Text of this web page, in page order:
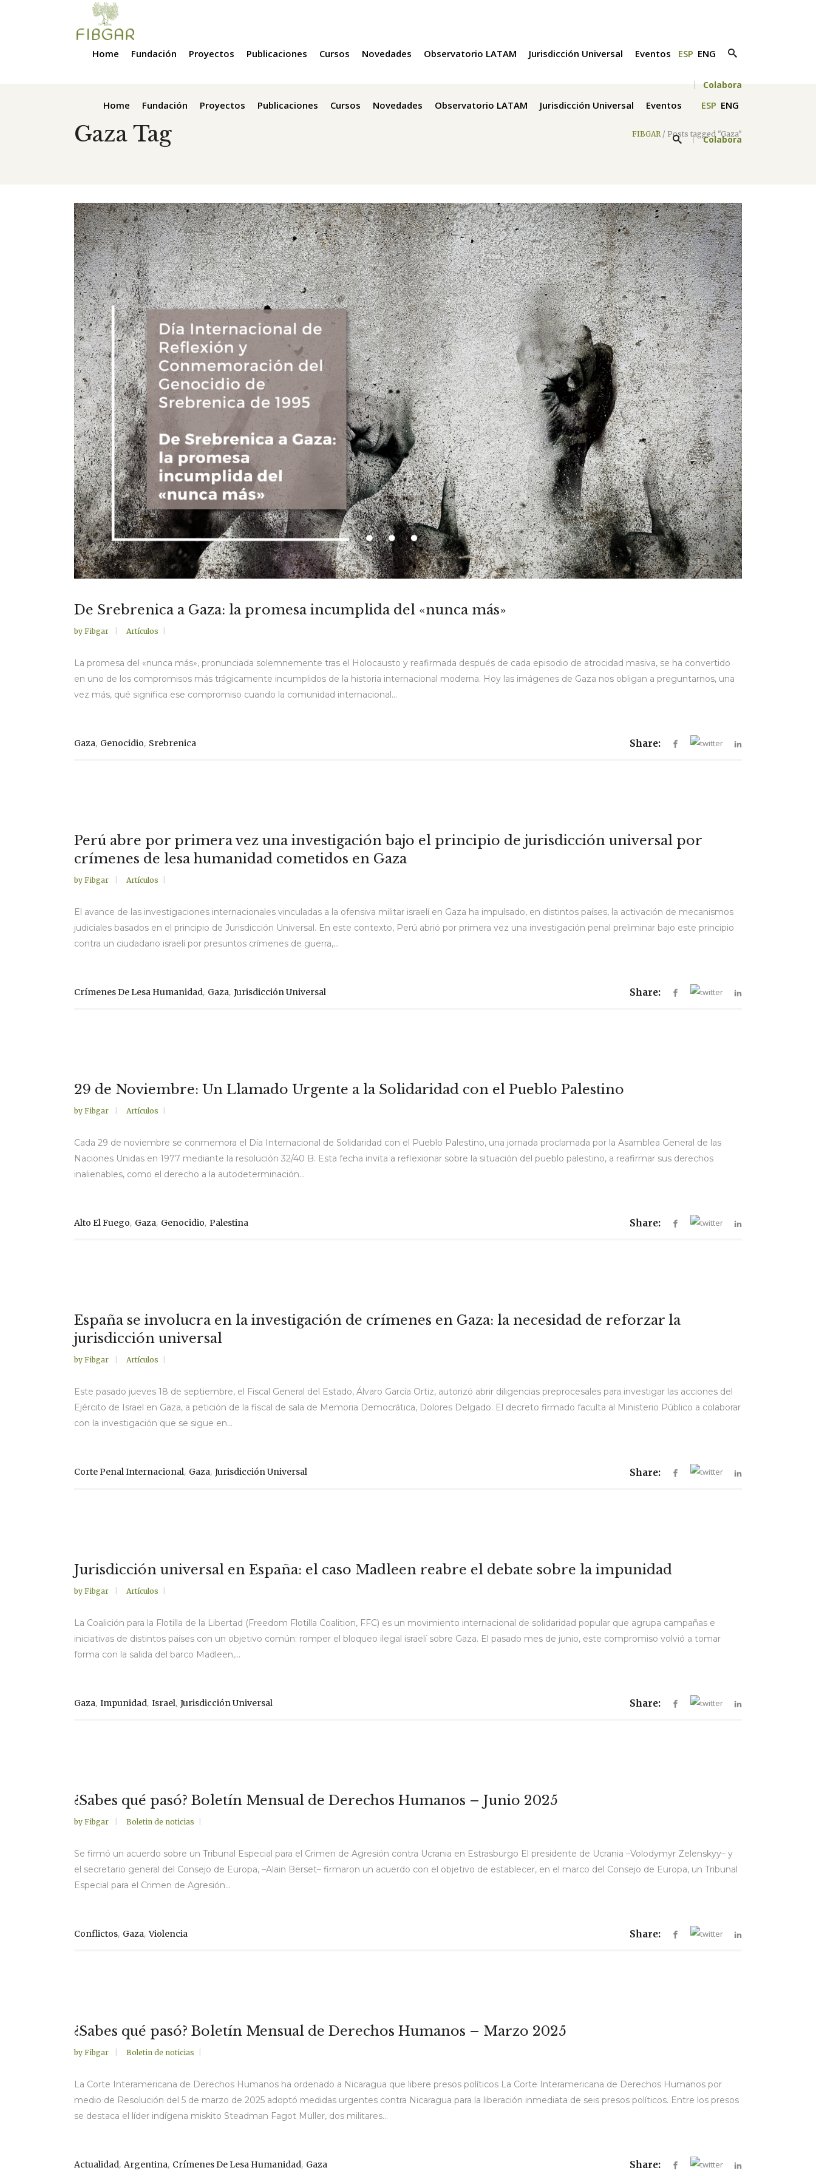
Home Fundación Proyectos Publicaciones Cursos Novedades Observatorio LATAM Jurisdicción Universal Eventos ESP ENG
Colabora
Home Fundación Proyectos Publicaciones Cursos Novedades Observatorio LATAM Jurisdicción Universal Eventos ESP ENG
Colabora
Gaza Tag FIBGAR / Posts tagged "Gaza"
De Srebrenica a Gaza: la promesa incumplida del «nunca más»
by Fibgar Artículos
La promesa del «nunca más», pronunciada solemnemente tras el Holocausto y reafirmada después de cada episodio de atrocidad masiva, se ha convertido
en uno de los compromisos más trágicamente incumplidos de la historia internacional moderna. Hoy las imágenes de Gaza nos obligan a preguntarnos, una
vez más, qué significa ese compromiso cuando la comunidad internacional...
Gaza, Genocidio, Srebrenica Share:
Perú abre por primera vez una investigación bajo el principio de jurisdicción universal por
crímenes de lesa humanidad cometidos en Gaza
by Fibgar Artículos
El avance de las investigaciones internacionales vinculadas a la ofensiva militar israelí en Gaza ha impulsado, en distintos países, la activación de mecanismos
judiciales basados en el principio de Jurisdicción Universal. En este contexto, Perú abrió por primera vez una investigación penal preliminar bajo este principio
contra un ciudadano israelí por presuntos crímenes de guerra,...
Crímenes De Lesa Humanidad, Gaza, Jurisdicción Universal Share:
29 de Noviembre: Un Llamado Urgente a la Solidaridad con el Pueblo Palestino
by Fibgar Artículos
Cada 29 de noviembre se conmemora el Día Internacional de Solidaridad con el Pueblo Palestino, una jornada proclamada por la Asamblea General de las
Naciones Unidas en 1977 mediante la resolución 32/40 B. Esta fecha invita a reflexionar sobre la situación del pueblo palestino, a reafirmar sus derechos
inalienables, como el derecho a la autodeterminación...
Alto El Fuego, Gaza, Genocidio, Palestina Share:
España se involucra en la investigación de crímenes en Gaza: la necesidad de reforzar la
jurisdicción universal
by Fibgar Artículos
Este pasado jueves 18 de septiembre, el Fiscal General del Estado, Álvaro García Ortiz, autorizó abrir diligencias preprocesales para investigar las acciones del
Ejército de Israel en Gaza, a petición de la fiscal de sala de Memoria Democrática, Dolores Delgado. El decreto firmado faculta al Ministerio Público a colaborar
con la investigación que se sigue en...
Corte Penal Internacional, Gaza, Jurisdicción Universal Share:
Jurisdicción universal en España: el caso Madleen reabre el debate sobre la impunidad
by Fibgar Artículos
La Coalición para la Flotilla de la Libertad (Freedom Flotilla Coalition, FFC) es un movimiento internacional de solidaridad popular que agrupa campañas e
iniciativas de distintos países con un objetivo común: romper el bloqueo ilegal israelí sobre Gaza. El pasado mes de junio, este compromiso volvió a tomar
forma con la salida del barco Madleen,...
Gaza, Impunidad, Israel, Jurisdicción Universal Share:
¿Sabes qué pasó? Boletín Mensual de Derechos Humanos – Junio 2025
by Fibgar Boletin de noticias
Se firmó un acuerdo sobre un Tribunal Especial para el Crimen de Agresión contra Ucrania en Estrasburgo El presidente de Ucrania –Volodymyr Zelenskyy– y
el secretario general del Consejo de Europa, –Alain Berset– firmaron un acuerdo con el objetivo de establecer, en el marco del Consejo de Europa, un Tribunal
Especial para el Crimen de Agresión...
Conflictos, Gaza,Violencia Share:
¿Sabes qué pasó? Boletín Mensual de Derechos Humanos – Marzo 2025
by Fibgar Boletin de noticias
La Corte Interamericana de Derechos Humanos ha ordenado a Nicaragua que libere presos políticos La Corte Interamericana de Derechos Humanos por
medio de Resolución del 5 de marzo de 2025 adoptó medidas urgentes contra Nicaragua para la liberación inmediata de seis presos políticos. Entre los presos
se destaca el líder indígena miskito Steadman Fagot Muller, dos militares...
Actualidad, Argentina, Crímenes De Lesa Humanidad, Gaza Share: